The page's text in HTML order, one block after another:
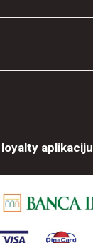
aplikaciju